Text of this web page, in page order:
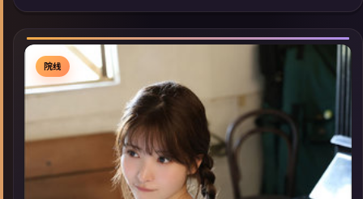
索同类型高分佳作，畅享高清在线追剧体验。
院线